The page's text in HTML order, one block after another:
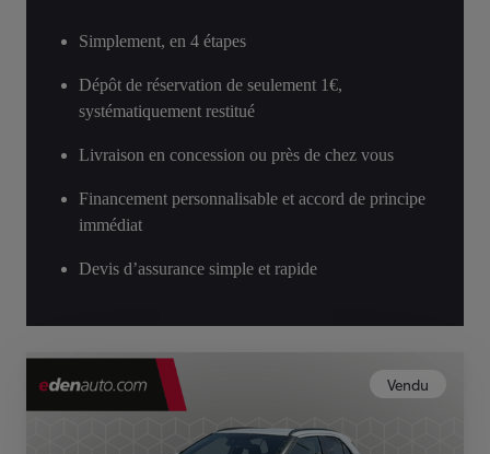
Simplement, en 4 étapes
Dépôt de réservation de seulement 1€,
systématiquement restitué
Livraison en concession ou près de chez vous
Financement personnalisable et accord de principe
immédiat
Devis d’assurance simple et rapide
Vendu